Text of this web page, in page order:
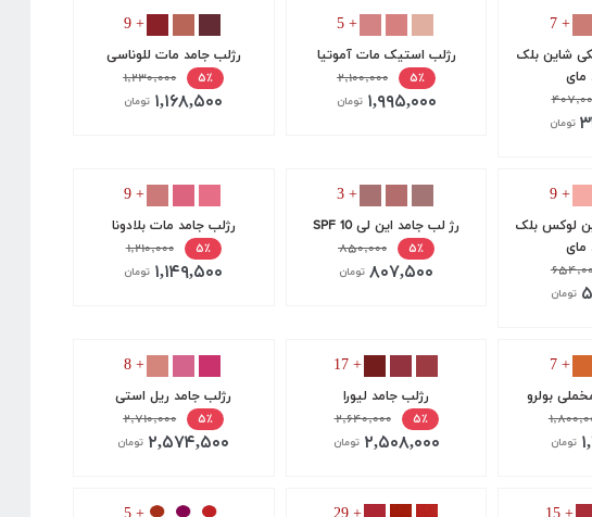
+ 7
شاین بلک
مای
تومان
+ 5
رژلب استیک مات آموتیا
۵٪
۲,۱۰۰,۰۰۰
۱,۹۹۵,۰۰۰ تومان
+ 9
رژلب جامد مات للوناسی
۵٪
۱,۲۳۰,۰۰۰
۱,۱۶۸,۵۰۰ تومان
+ 9
لوکس بلک
مای
تومان
+ 3
رژ لب جامد این لی SPF 10
۵٪
۸۵۰,۰۰۰
۸۰۷,۵۰۰ تومان
+ 9
رژلب جامد مات بلادونا
۵٪
۱,۲۱۰,۰۰۰
۱,۱۴۹,۵۰۰ تومان
+ 7
بولرو
تومان
+ 17
رژلب جامد لیورا
۵٪
۲,۶۴۰,۰۰۰
۲,۵۰۸,۰۰۰ تومان
+ 8
رژلب جامد ریل استی
۵٪
۲,۷۱۰,۰۰۰
۲,۵۷۴,۵۰۰ تومان